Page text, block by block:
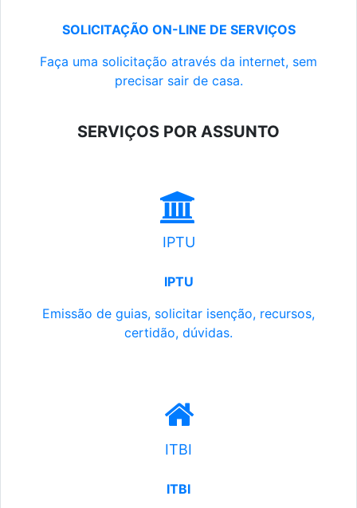
SOLICITAÇÃO ON-LINE DE SERVIÇOS
Faça uma solicitação através da internet, sem
precisar sair de casa.
SERVIÇOS POR ASSUNTO
IPTU
IPTU
Emissão de guias, solicitar isenção, recursos,
certidão, dúvidas.
ITBI
ITBI